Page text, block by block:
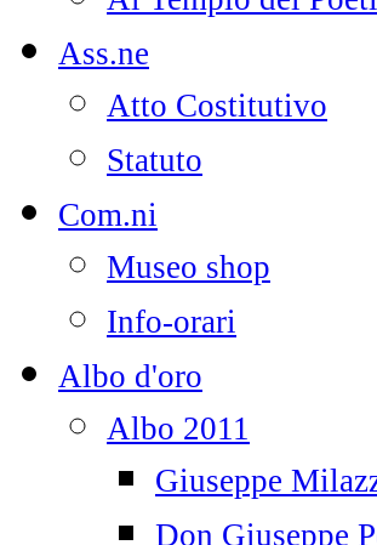
Ass.ne
Atto Costitutivo
Statuto
Com.ni
Museo shop
Info-orari
Albo d'oro
Albo 2011
Giuseppe
Don Giuseppe